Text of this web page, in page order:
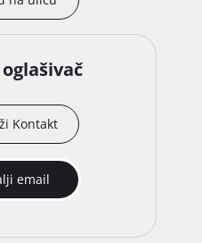
Kontakt
email